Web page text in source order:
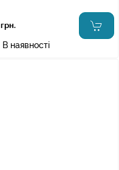
грн.
В наявності